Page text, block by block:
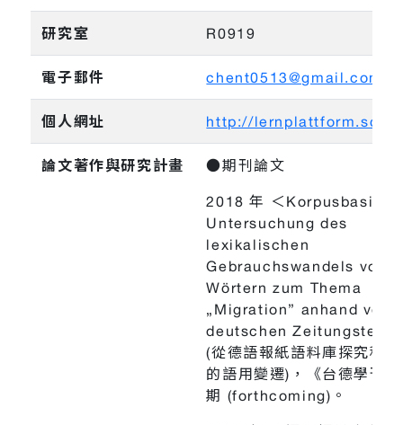
研究室 R0919
電子郵件 chent0513@gmail.com
個人網址 http://
論文著作與研究計畫 ●期刊論文
2018 年 ＜
Untersuchung des
lexikalischen
Gebrauchswandels von
Wörtern zum Thema
„Migration” anhand von
deutschen
(從德語報紙語料庫探究移
的語用變遷)，《台德學刊
期 (forthcoming)。